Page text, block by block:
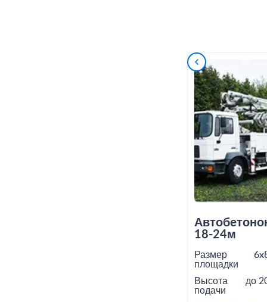
18-24м
Размер
площадки
Высота
подачи
до